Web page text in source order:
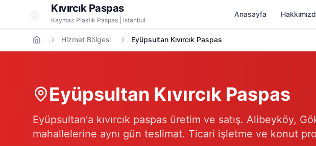
Kıvırcık Paspas
Kaymaz Plastik Paspas | İstanbul
Anasayfa
Hizmet Bölgesi Eyüpsultan Kıvırcık Paspas
Eyüpsultan Kıvırcık Paspas
Eyüpsultan'a kıvırcık paspas üretim ve satış. Alibeyköy,
mahallelerine aynı gün teslimat. Ticari işletme ve konut